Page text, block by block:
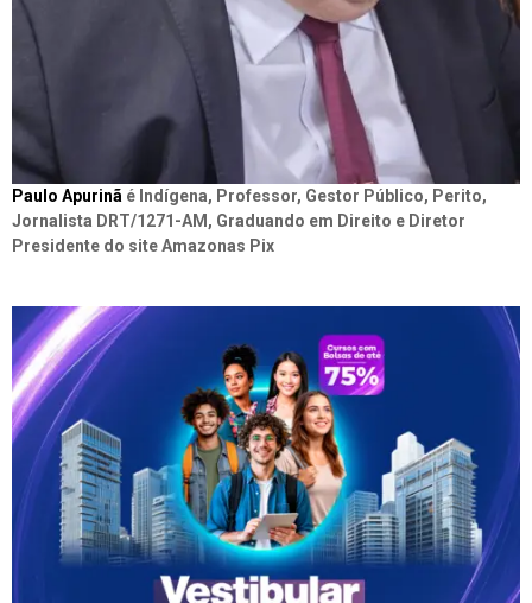
Paulo Apurinã é Indígena, Professor, Gestor Público, Perito,
Jornalista DRT/1271-AM, Graduando em Direito e Diretor
Presidente do site Amazonas Pix